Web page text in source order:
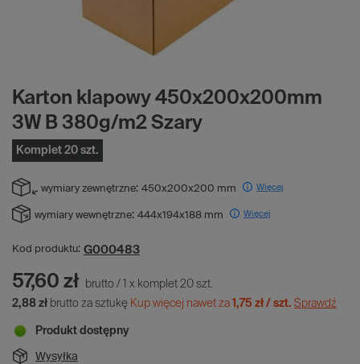
Karton klapowy 450x200x200mm
3W B 380g/m2 Szary
Komplet 20 szt.
wymiary zewnętrzne: 450x200x200 mm Więcej
wymiary wewnętrzne: 444x194x188 mm Więcej
Kod produktu: G000483
57,60 zł brutto / x komplet 20 szt.
2,88 zł brutto za sztukę Kup więcej nawet za 1,75 zł / szt. Sprawdź
Produkt dostępny
Wysyłka